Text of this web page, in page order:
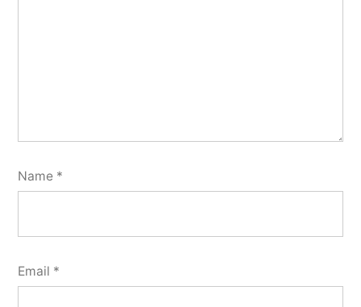
Name *
Email *